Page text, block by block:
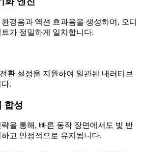
경음과 액션 효과음을 생성하며, 오디
가 정밀하게 일치합니다.
환 설정을 지원하여 일관된 내러티브
.
합성
을 통해, 빠른 동작 장면에서도 빛 반
고 안정적으로 유지됩니다.